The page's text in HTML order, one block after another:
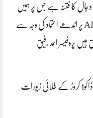
دجال کا فتنہ ہے جس پر ہمیں
فتح حاصل ہو گی،AI پر اندھے اعتماد کی وجہ سے
پروفیسر احمد رفیق
کلرسیداں ڈکیتی‘ڈاکو1 کروڑ کے طلائی زیورات